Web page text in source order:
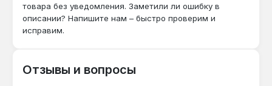
ресурс более 2000 моточасов.
товара без уведомления. Заметили ли ошибку в
описании? Напишите нам – быстро проверим и
исправим.
Отзывы и вопросы